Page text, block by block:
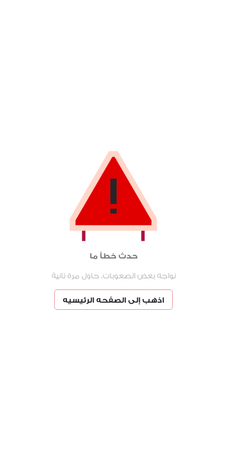
حدث خطأ ما
نواجه بعض الصعوبات، حاول مرة تانية
اذهب إلى الصفحه الرئيسيه